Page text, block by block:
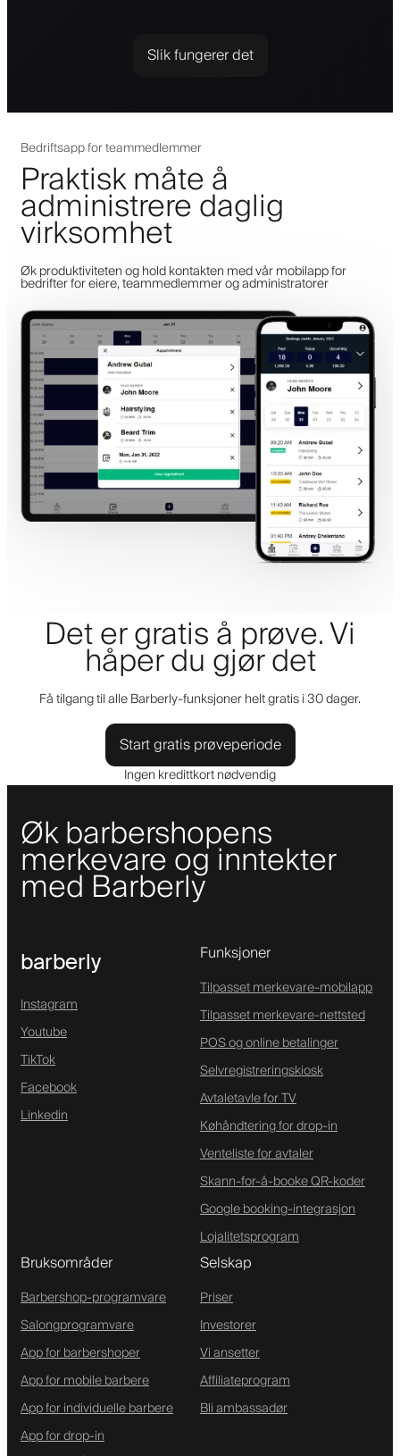
Slik fungerer det
Bedriftsapp for teammedlemmer
Praktisk måte å
administrere daglig
virksomhet
Øk produktiviteten og hold kontakten med vår mobilapp for
bedrifter for eiere, teammedlemmer og administratorer
Det er gratis å prøve. Vi
håper du gjør det
Få tilgang til alle Barberly-funksjoner helt gratis i 30 dager.
Start gratis prøveperiode
Ingen kredittkort nødvendig
Øk barbershopens
merkevare og inntekter
med Barberly
barberly
Instagram
Youtube
TikTok
Facebook
Linkedin
Funksjoner
Tilpasset merkevare-mobilapp
Tilpasset merkevare-nettsted
POS og online betalinger
Selvregistreringskiosk
Avtaletavle for TV
Køhåndtering for drop-in
Venteliste for avtaler
Skann-for-å-booke QR-koder
Google booking-integrasjon
Lojalitetsprogram
Bruksområder
Barbershop-programvare
Salongprogramvare
App for barbershoper
App for mobile barbere
App for individuelle barbere
App for drop-in
Selskap
Priser
Investorer
Vi ansetter
Affiliateprogram
Bli ambassadør